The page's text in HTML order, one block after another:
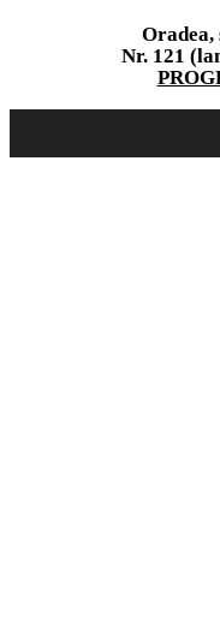
Oradea,
Nr. 121